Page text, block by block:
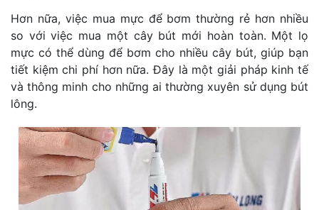
Hơn nữa, việc mua mực để bơm thường rẻ hơn nhiều
so với việc mua một cây bút mới hoàn toàn. Một lọ
mực có thể dùng để bơm cho nhiều cây bút, giúp bạn
tiết kiệm chi phí hơn nữa. Đây là một giải pháp kinh tế
và thông minh cho những ai thường xuyên sử dụng bút
lông.